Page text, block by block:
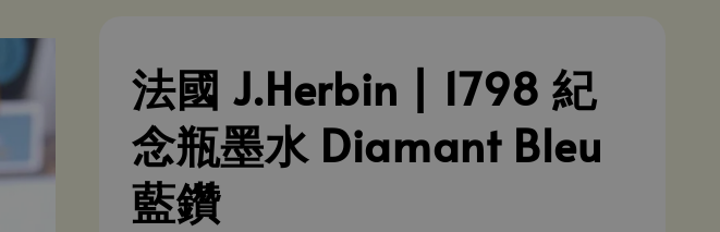
法國 J.Herbin | 1798 紀
念瓶墨水 Diamant Bleu
藍鑽